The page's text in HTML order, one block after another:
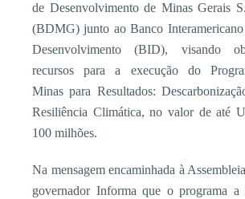
de Desenvolvimento de Minas Gerais
(BDMG) junto ao Banco
Desenvolvimento (BID), visando
recursos para a execução do
Minas para Resultados:
Resiliência Climática, no valor de até
100 milhões.
Na mensagem encaminhada à
governador Informa que o programa a